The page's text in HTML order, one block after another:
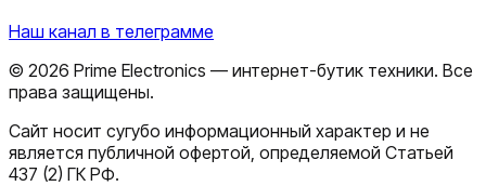
Наш канал в телеграмме
© 2026 Prime Electronics — интернет-бутик техники. Все
права защищены.
Сайт носит сугубо информационный характер и не
является публичной офертой, определяемой Статьей
437 (2) ГК РФ.